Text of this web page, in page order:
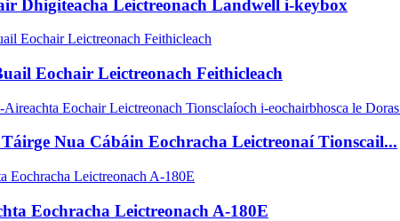
Dhigiteacha Leictreonach Landwell i-keybox
Eochair Leictreonach Feithicleach
Nua Cábáin Eochracha Leictreonaí Tionscail...
Eochracha Leictreonach A-180E